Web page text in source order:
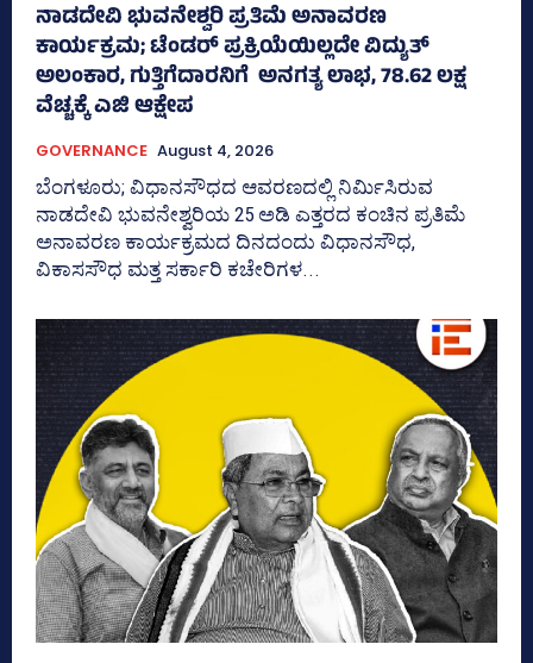
ನಾಡದೇವಿ ಭುವನೇಶ್ವರಿ ಪ್ರತಿಮೆ ಅನಾವರಣ
ಕಾರ್ಯಕ್ರಮ; ಟೆಂಡರ್ ಪ್ರಕ್ರಿಯೆಯಿಲ್ಲದೇ ವಿದ್ಯುತ್‌
ಅಲಂಕಾರ, ಗುತ್ತಿಗೆದಾರನಿಗೆ ಅನಗತ್ಯ ಲಾಭ, 78.62 ಲಕ್ಷ
ವೆಚ್ಚಕ್ಕೆ ಎಜಿ ಆಕ್ಷೇಪ
GOVERNANCE August 4, 2026
ಬೆಂಗಳೂರು; ವಿಧಾನಸೌಧದ ಆವರಣದಲ್ಲಿ ನಿರ್ಮಿಸಿರುವ
ನಾಡದೇವಿ ಭುವನೇಶ್ವರಿಯ 25 ಅಡಿ ಎತ್ತರದ ಕಂಚಿನ ಪ್ರತಿಮೆ
ಅನಾವರಣ ಕಾರ್ಯಕ್ರಮದ ದಿನದಂದು ವಿಧಾನಸೌಧ,
ವಿಕಾಸಸೌಧ ಮತ್ತ ಸರ್ಕಾರಿ ಕಚೇರಿಗಳ...